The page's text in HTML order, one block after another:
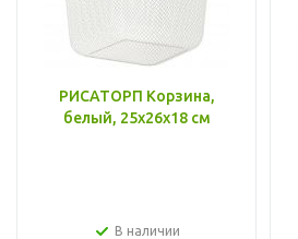
РИСАТОРП Корзина,
белый, 25x26x18 см
В наличии